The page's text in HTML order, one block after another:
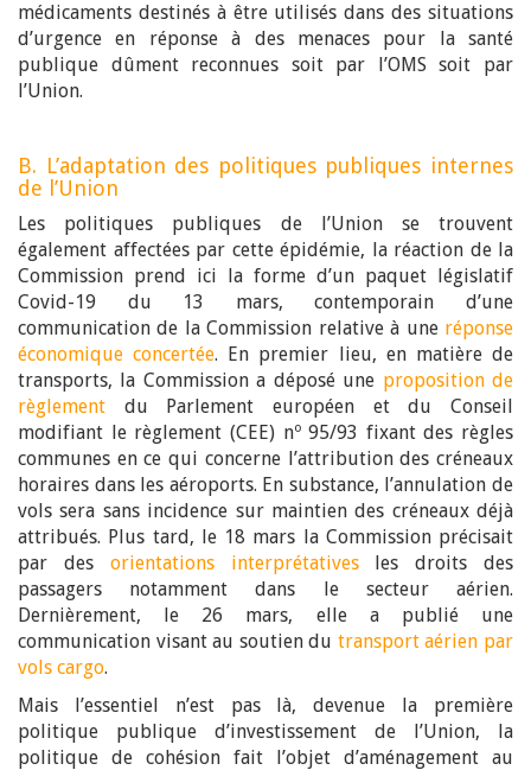
médicaments destinés à être utilisés dans des situations
d’urgence en réponse à des menaces pour la santé
publique dûment reconnues soit par l’OMS soit par
l’Union.
B. L’adaptation des politiques publiques internes
de l’Union
Les politiques publiques de l’Union se trouvent
également affectées par cette épidémie, la réaction de la
Commission prend ici la forme d’un paquet législatif
Covid-19 du 13 mars, contemporain d’une
communication de la Commission relative à une réponse
économique concertée. En premier lieu, en matière de
transports, la Commission a déposé une proposition de
règlement du Parlement européen et du Conseil
modifiant le règlement (CEE) nº 95/93 fixant des règles
communes en ce qui concerne l’attribution des créneaux
horaires dans les aéroports. En substance, l’annulation de
vols sera sans incidence sur maintien des créneaux déjà
attribués. Plus tard, le 18 mars la Commission précisait
par des orientations interprétativesles droits des
passagers notamment dans le secteur aérien.
Dernièrement, le 26 mars, elle a publié une
communication visant au soutien du transport aérien par
vols cargo.
Mais l’essentiel n’est pas là, devenue la première
politique publique d’investissement de l’Union, la
politique de cohésion fait l’objet d’aménagement au